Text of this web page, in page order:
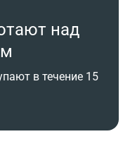
над
в течение 15